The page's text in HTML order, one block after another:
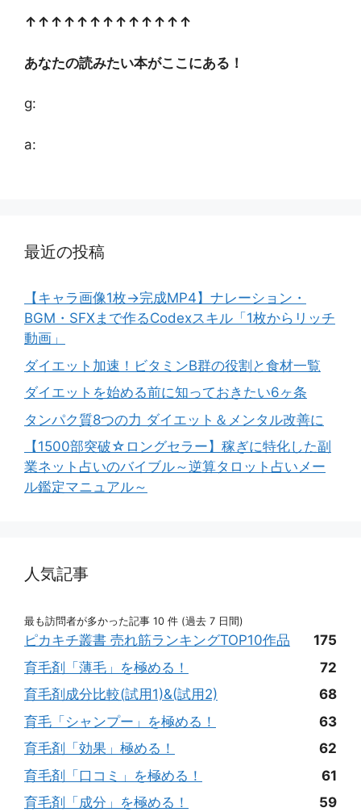
↑↑↑↑↑↑↑↑↑↑↑↑↑
あなたの読みたい本がここにある！
g:
a:
最近の投稿
【キャラ画像1枚→完成MP4】ナレーション・
BGM・SFXまで作るCodexスキル「1枚からリッチ
動画」
ダイエット加速！ビタミンB群の役割と食材一覧
ダイエットを始める前に知っておきたい6ヶ条
タンパク質8つの力 ダイエット＆メンタル改善に
【1500部突破☆ロングセラー】稼ぎに特化した副
業ネット占いのバイブル～逆算タロット占いメー
ル鑑定マニュアル～
人気記事
最も訪問者が多かった記事 10 件 (過去 7 日間)
ピカキチ叢書 売れ筋ランキングTOP10作品
175
育毛剤「薄毛」を極める！
72
育毛剤成分比較(試用1)&(試用2)
68
育毛「シャンプー」を極める！
63
育毛剤「効果」極める！
62
育毛剤「口コミ」を極める！
61
育毛剤「成分」を極める！
59